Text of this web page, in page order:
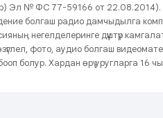
Эл № ФС 77-59166 от 22.08.2014).
болгаш радио дамчыдылга
негелделеринге дүүштүр
фото, аудио болгаш
болур. Хардан өрү уругларга 16